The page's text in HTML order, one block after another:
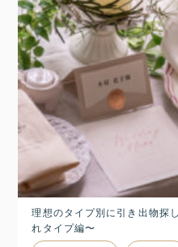
理想のタイプ別に引き出物探
れタイプ編〜